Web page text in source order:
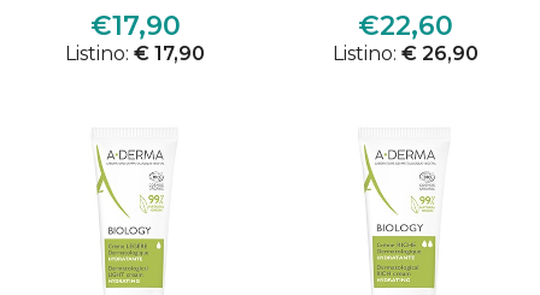
€17,90
Listino: € 17,90
€22,60
Listino: € 26,90